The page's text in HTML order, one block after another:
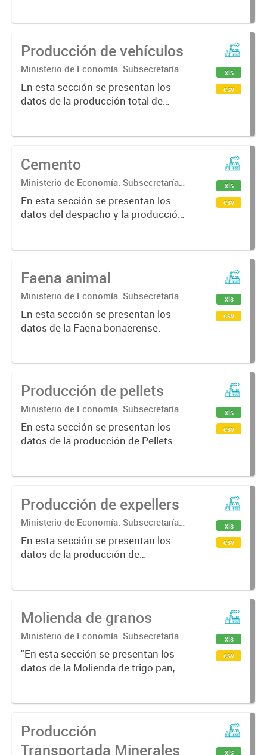
Producción de vehículos
Ministerio de Economía. Subsecretaría
de Coordinación Económica y
Estadística. Dirección Provincial de
Estadística.
En esta sección se presentan los
datos de la producción total de
xls
csv
Cemento
Ministerio de Economía. Subsecretaría
de Coordinación Económica y
Estadística. Dirección Provincial de
Estadística.
En esta sección se presentan los
datos del despacho y la producción
xls
csv
Faena animal
Ministerio de Economía. Subsecretaría
de Coordinación Económica y
Estadística. Dirección Provincial de
Estadística.
En esta sección se presentan los
datos de la Faena bonaerense.
xls
csv
Producción de pellets
Ministerio de Economía. Subsecretaría
de Coordinación Económica y
Estadística. Dirección Provincial de
Estadística.
En esta sección se presentan los
datos de la producción de Pellets
xls
csv
Producción de expellers
Ministerio de Economía. Subsecretaría
de Coordinación Económica y
Estadística. Dirección Provincial de
Estadística.
En esta sección se presentan los
datos de la producción de
xls
csv
Molienda de granos
Ministerio de Economía. Subsecretaría
de Coordinación Económica y
Estadística. Dirección Provincial de
Estadística.
"En esta sección se presentan los
datos de la Molienda de trigo pan,
xls
csv
Producción
Transportada Minerales
xls